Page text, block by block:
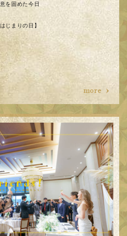
を固めた今日
じまりの日】
more